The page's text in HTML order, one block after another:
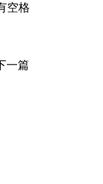
空格
一篇